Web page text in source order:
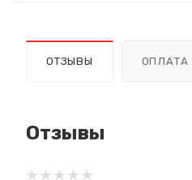
ОТЗЫВЫ ОПЛАТА
Отзывы